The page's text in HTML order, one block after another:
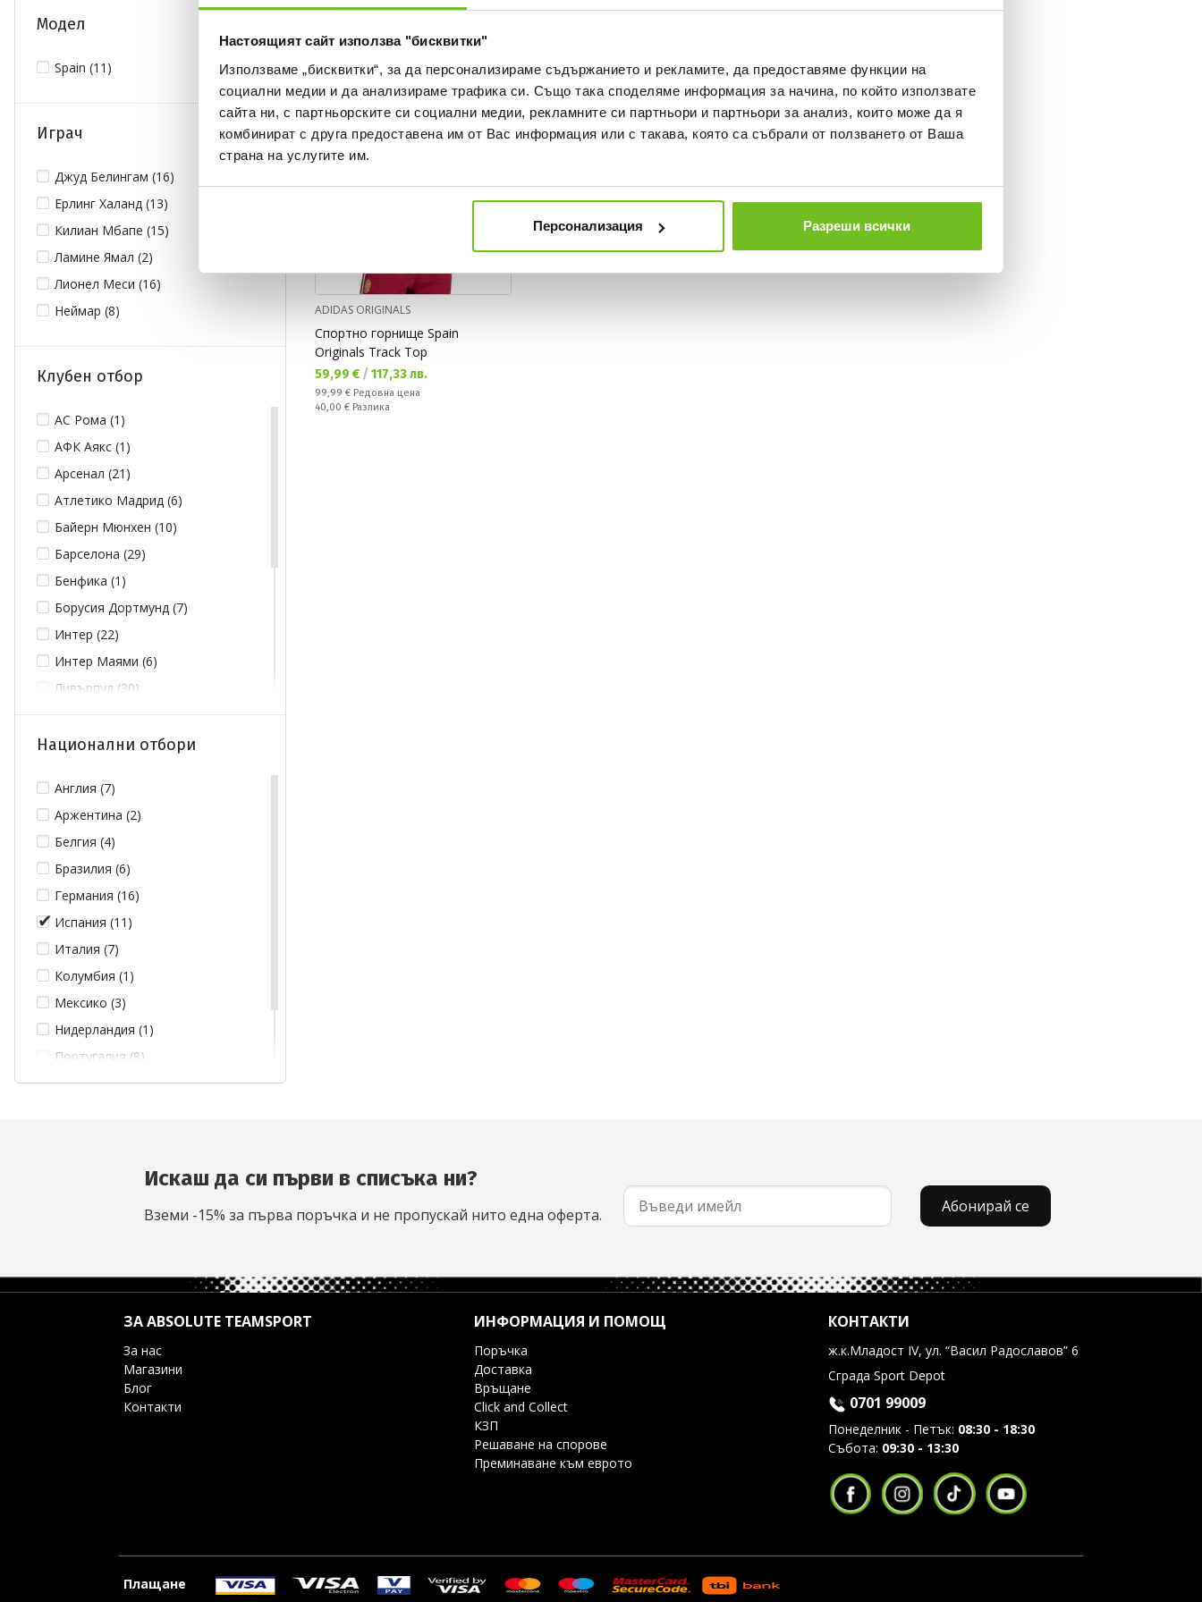
Настоящият сайт използва "бисквитки"
Използваме „бисквитки“, за да персонализираме съдържанието и рекламите, да предоставяме функции на
социални медии и да анализираме трафика си. Също така споделяме информация за начина, по който използвате
сайта ни, с партньорските си социални медии, рекламните си партньори и партньори за анализ, които може да я
комбинират с друга предоставена им от Вас информация или с такава, която са събрали от ползването от Ваша
страна на услугите им.
Персонализация Разреши всички
Модел
Spain (11)
Играч
Джуд Белингам (16)
Ерлинг Халанд (13)
Килиан Мбапе (15)
Ламине Ямал (2)
Лионел Меси (16)
Неймар (8)
Клубен отбор
АС Рома (1)
АФК Аякс (1)
Арсенал (21)
Атлетико Мадрид (6)
Байерн Мюнхен (10)
Барселона (29)
Бенфика (1)
Борусия Дортмунд (7)
Интер (22)
Интер Маями (6)
Ливърпул (30)
Манчестър Сити (4)
Манчестър Юнайтед (31)
Пари Сен Жермен (58)
Реал Мадрид (47)
Тотнъм Хотспър (5)
Челси (16)
Ювентус (15)
Национални отбори
Англия (7)
Аржентина (2)
Белгия (4)
Бразилия (6)
Германия (16)
Испания (11)
Италия (7)
Колумбия (1)
Мексико (3)
Нидерландия (1)
Португалия (8)
Франция (7)
26,00 €Разлика
ADIDAS ORIGINALS
Спортно горнище Spain
Originals Track Top
Текуща цена:
59,99 € / 117,33 лв.
Редовна цена:
99,99 € Редовна цена
Спестявате:
40,00 € Разлика
Искаш да си първи в списъка ни?
Вземи -15% за първа поръчка и не пропускай нито една оферта. Абонирай се
ЗА ABSOLUTE TEAMSPORT
За нас
Магазини
Блог
Контакти
ИНФОРМАЦИЯ И ПОМОЩ
Поръчка
Доставка
Връщане
Click and Collect
КЗП
Решаване на спорове
Преминаване към еврото
КОНТАКТИ
ж.к.Младост IV, ул. “Васил Радославов” 6
Сграда Sport Depot
0701 99009
Понеделник - Петък: 08:30 - 18:30
Събота: 09:30 - 13:30
Плащане